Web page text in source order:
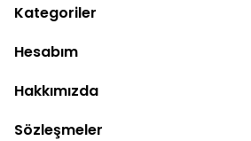
Kategoriler
Hesabım
Hakkımızda
Sözleşmeler